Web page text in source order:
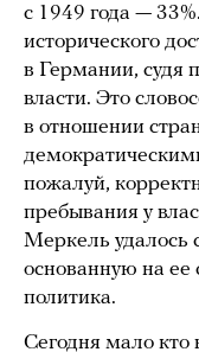
с 1949 года —
исторического
в Германии, судя
власти. Это
в отношении
пожалуй,
пребывания у
Меркель удалось
основанную на ее
политика.
Сегодня мало кто